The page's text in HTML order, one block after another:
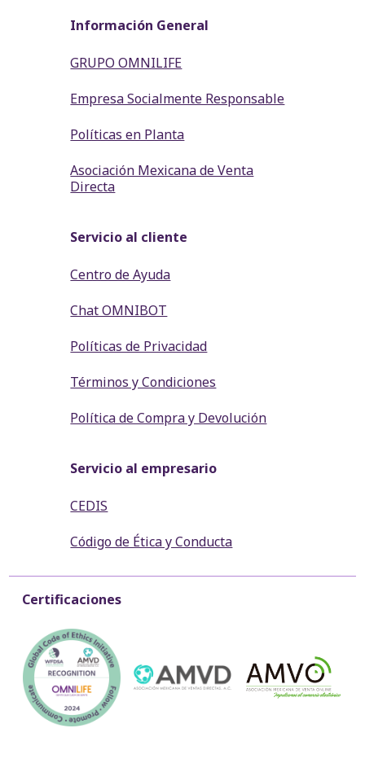
Información General
GRUPO OMNILIFE
Empresa Socialmente Responsable
Políticas en Planta
Asociación Mexicana de Venta
Directa
Servicio al cliente
Centro de Ayuda
Chat OMNIBOT
Políticas de Privacidad
Términos y Condiciones
Política de Compra y Devolución
Servicio al empresario
CEDIS
Código de Ética y Conducta
Certificaciones